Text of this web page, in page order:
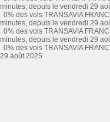
minutes, depuis le vendredi 29
0% des vols TRANSAVIA
minutes, depuis le vendredi 29
0% des vols TRANSAVIA
minutes, depuis le vendredi 29
0% des vols TRANSAVIA
29 août 2025